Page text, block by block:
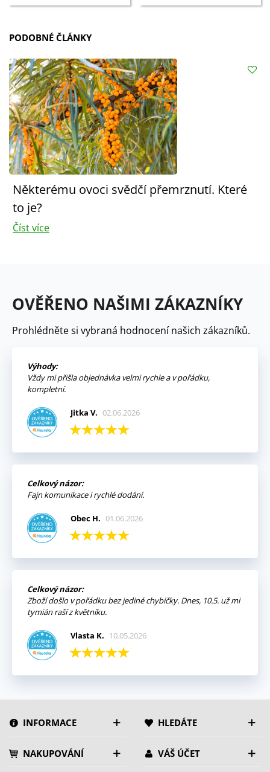
PODOBNÉ ČLÁNKY
Některému ovoci svědčí přemrznutí. Které
to je?
Číst více
OVĚŘENO NAŠIMI ZÁKAZNÍKY
Prohlédněte si vybraná hodnocení našich zákazníků.
Výhody:
Vždy mi přišla objednávka velmi rychle a v pořádku,
kompletní.
Jitka V. 02.06.2026
Celkový názor:
Fajn komunikace i rychlé dodání.
Obec H. 01.06.2026
Celkový názor:
Zboží došlo v pořádku bez jediné chybičky. Dnes, 10.5. už mi
tymián raší z květníku.
Vlasta K. 10.05.2026
INFORMACE HLEDÁTE
NAKUPOVÁNÍ VÁŠ ÚČET